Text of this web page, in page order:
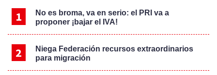
No es broma, va en serio: el PRI va a
proponer ¡bajar el IVA!
Niega Federación recursos extraordinarios
para migración